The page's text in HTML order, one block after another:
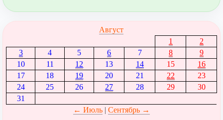
Август
1
2
3
4 5 6 7 8
9
10
11 12 13 14 15
16
17
18 19 20 21 22
23
24
25 26 27 28 29
30
31
← Июль| Сентябрь →